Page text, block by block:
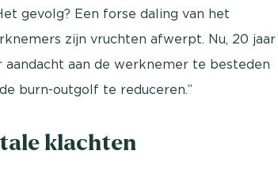
gevolg? Een forse daling van het
zijn vruchten afwerpt. Nu, 20 jaar
aan de werknemer te besteden
burn-outgolf te reduceren.”
klachten